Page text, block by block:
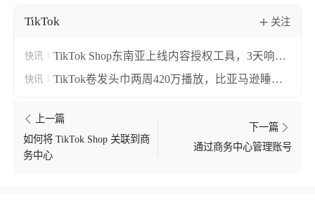
TikTok 关注
快讯
TikTok Shop东南亚上线内容授权工具，3天响应
期让搬运视频合规转正
快讯
TikTok卷发头巾两周420万播放，比亚马逊睡帽
上一篇
如何将 TikTok Shop 关联到商
务中心
下一篇
通过商务中心管理账号